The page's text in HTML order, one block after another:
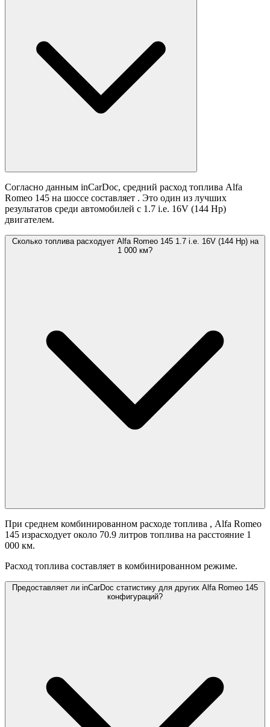
Согласно данным inCarDoc, средний расход топлива Alfa
Romeo 145 на шоссе составляет . Это один из лучших
результатов среди автомобилей с 1.7 i.e. 16V (144 Hp)
двигателем.
Сколько топлива расходует Alfa Romeo 145 1.7 i.e. 16V (144 Hp) на
1 000 км?
При среднем комбинированном расходе топлива , Alfa Romeo
145 израсходует около 70.9 литров топлива на расстояние 1
000 км.
Расход топлива составляет в комбинированном режиме.
Предоставляет ли inCarDoc статистику для других Alfa Romeo 145
конфигураций?